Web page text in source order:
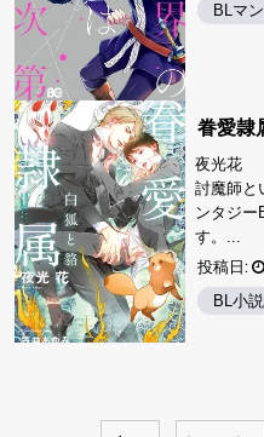
BLマ
眷愛隷
夜光花
討魔師と
ンタジー
す。...
投稿日:
BL小説